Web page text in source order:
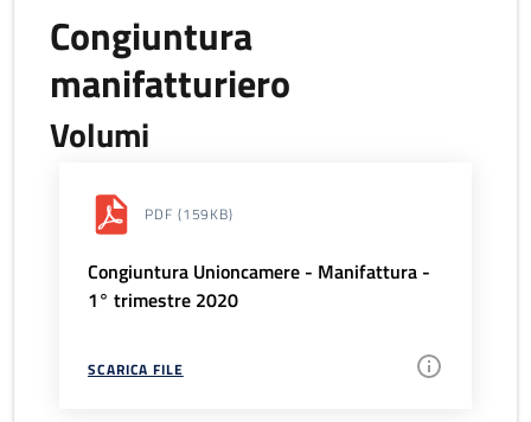
Congiuntura
manifatturiero
Volumi
PDF (159KB)
Congiuntura Unioncamere - Manifattura -
1° trimestre 2020
SCARICA FILE